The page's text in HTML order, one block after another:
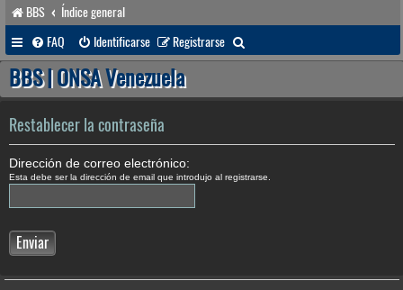
BBS
Índice general
FAQ
Identificarse Registrarse
u
a
BBS | ONSA Venezuela
Restablecer la contraseña
Dirección de correo electrónico:
Esta debe ser la dirección de email que introdujo al registrarse.